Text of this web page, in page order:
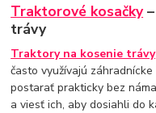
Traktorové kosačky–
trávy
Traktory na kosenie trávy
často využívajú
postarať prakticky bez
a viesť ich, aby dosiahli do